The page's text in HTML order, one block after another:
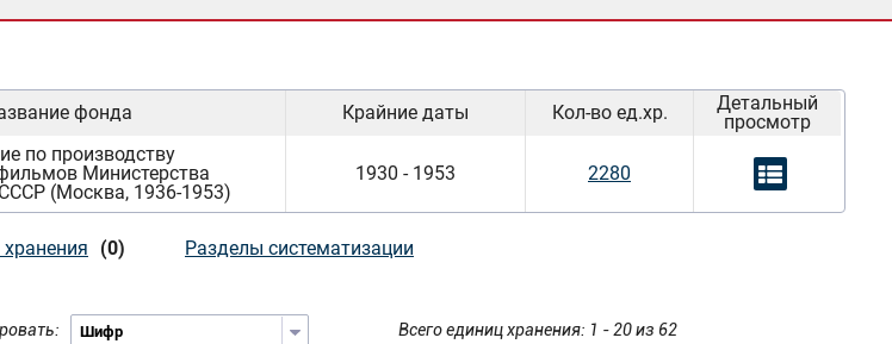
фонда Крайние даты Кол-во ед.хр.
Детальный
просмотр
по производству
Министерства
(Москва, 1936-1953)
1930 - 1953 2280
(0) Разделы систематизации
Всего единиц хранения: 1 - 20 из 62